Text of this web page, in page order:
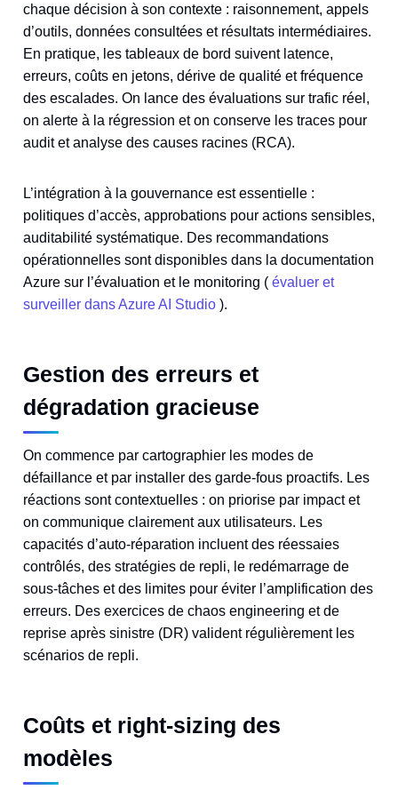
chaque décision à son contexte : raisonnement, appels
d’outils, données consultées et résultats intermédiaires.
En pratique, les tableaux de bord suivent latence,
erreurs, coûts en jetons, dérive de qualité et fréquence
des escalades. On lance des évaluations sur trafic réel,
on alerte à la régression et on conserve les traces pour
audit et analyse des causes racines (RCA).
L’intégration à la gouvernance est essentielle :
politiques d’accès, approbations pour actions sensibles,
auditabilité systématique. Des recommandations
opérationnelles sont disponibles dans la documentation
Azure sur l’évaluation et le monitoring ( évaluer et
surveiller dans Azure AI Studio ).
Gestion des erreurs et
dégradation gracieuse
On commence par cartographier les modes de
défaillance et par installer des garde-fous proactifs. Les
réactions sont contextuelles : on priorise par impact et
on communique clairement aux utilisateurs. Les
capacités d’auto-réparation incluent des réessaies
contrôlés, des stratégies de repli, le redémarrage de
sous-tâches et des limites pour éviter l’amplification des
erreurs. Des exercices de chaos engineering et de
reprise après sinistre (DR) valident régulièrement les
scénarios de repli.
Coûts et right-sizing des
modèles